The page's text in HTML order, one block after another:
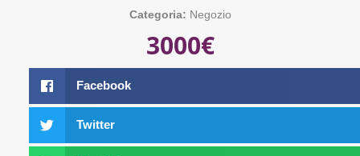
Categoria: Negozio
3000€
Facebook
Twitter